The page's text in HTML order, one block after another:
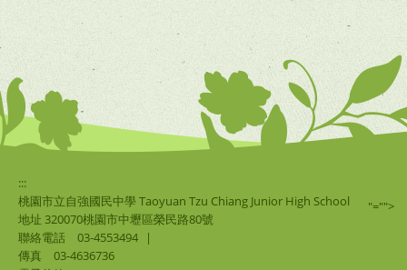
:::
桃園市立自強國民中學 Taoyuan Tzu Chiang Junior High School
地址 320070桃園市中壢區榮民路80號
聯絡電話
03-4553494
|
傳真
03-4636736
"="">